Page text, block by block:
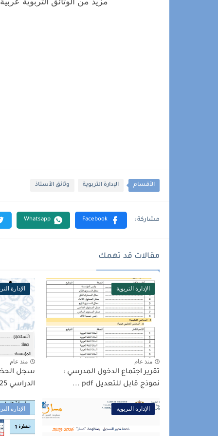
الأقسام الإدارة التربوية وثائق الأستاذ
مقالات قد تهمك
الإدارة التربوية
منذ عام
تقرير اجتماع الدخول المدرسي :
نموذج قابل للتعديل pdf ...
الإدارة
منذ عام
سجل
الدراسي 2025 2026 عربية فرنسية
الإدارة التربوية الإدارة